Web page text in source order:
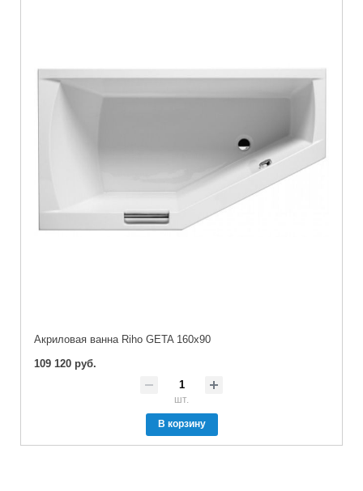
Акриловая ванна Riho GETA 160x90
109 120 руб.
шт.
В корзину